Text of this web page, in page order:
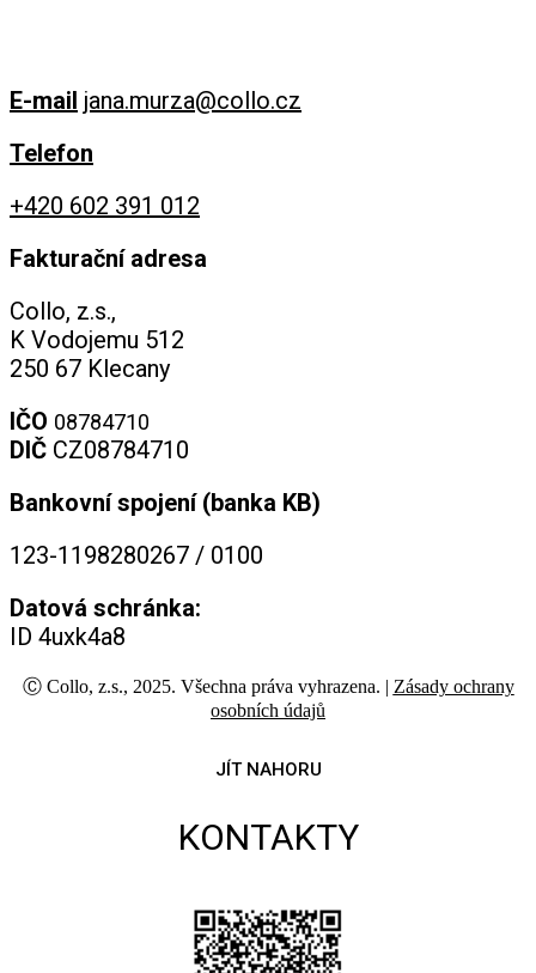
E-mail jana.murza@collo.cz
Telefon
+420 602 391 012
Fakturační adresa
Collo, z.s.,
K Vodojemu 512
250 67 Klecany
IČO 08784710
DIČ CZ08784710
Bankovní spojení (banka KB)
123-1198280267 / 0100
Datová schránka:
ID 4uxk4a8
Ⓒ Collo, z.s., 2025. Všechna práva vyhrazena. | Zásady ochrany
osobních údajů
JÍT NAHORU
KONTAKTY